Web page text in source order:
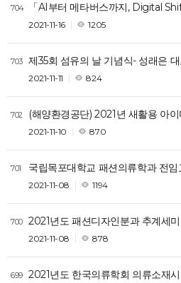
704 「AI부터 메타버스까지, Digital
2021-11-16 1205
703 제35회 섬유의 날 기념식- 성래은
2021-11-11 824
702 (해양환경공단) 2021년 새활용 아
2021-11-10 870
701 국립목포대학교 패션의류학과 전임
2021-11-08 1194
700 2021년도 패션디자인분과 추계세
2021-11-08 878
699 2021년도 한국의류학회 의류소재